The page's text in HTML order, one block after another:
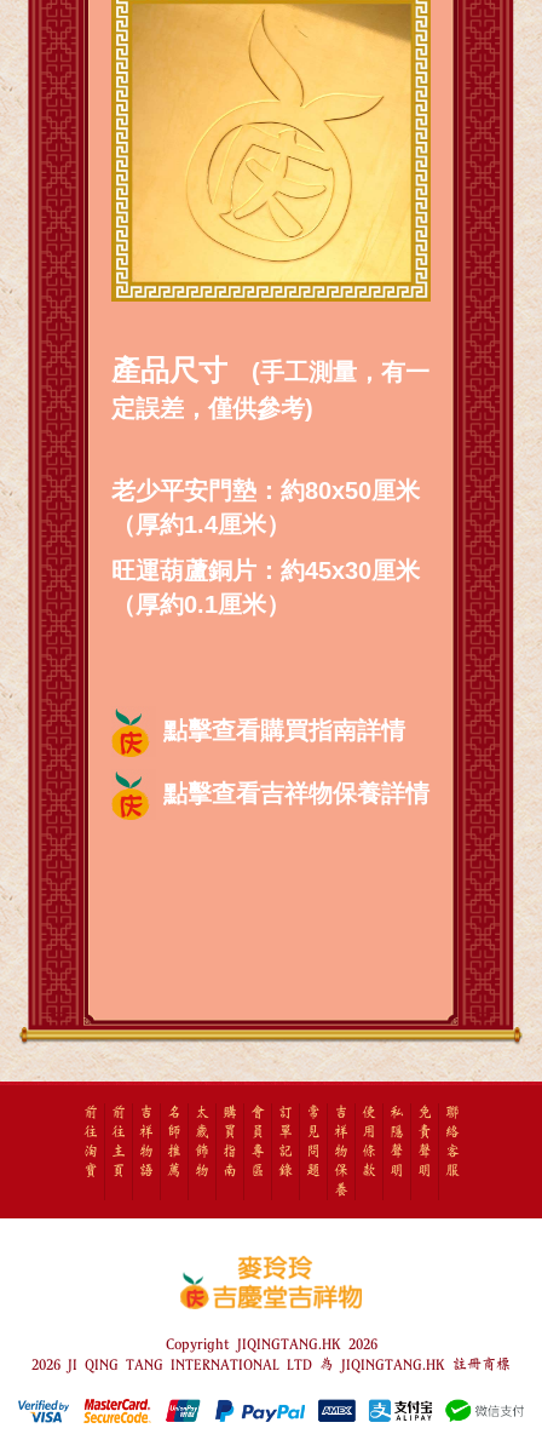
產品尺寸 (手工測量，有一
定誤差，僅供參考)
老少平安門墊：約80x50厘米
（厚約1.4厘米）
旺運葫蘆銅片：約45x30厘米
（厚約0.1厘米）
點擊查看購買指南詳情
點擊查看吉祥物保養詳情
前
往
淘
寶
前
往
主
頁
吉
祥
物
語
名
師
推
薦
太
歲
飾
物
購
買
指
南
會
員
專
區
訂
單
記
錄
常
見
問
題
吉
祥
物
保
養
使
用
條
款
私
隱
聲
明
免
責
聲
明
聯
絡
客
服
Copyright JIQINGTANG.HK 2026
2026 JI QING TANG INTERNATIONAL LTD 為 JIQINGTANG.HK 註冊商標